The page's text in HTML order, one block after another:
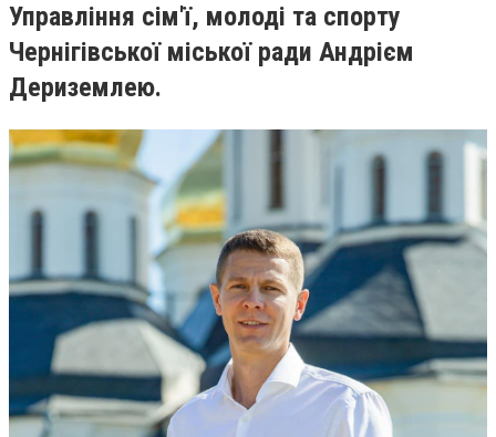
Управління сім'ї, молоді та спорту
Чернігівської міської ради Андрієм
Дериземлею.